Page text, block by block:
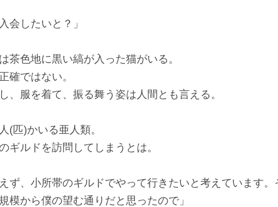
会したいと？」
茶色地に黒い縞が入った猫がいる。
確ではない。
、服を着て、振る舞う姿は人間とも言える。
(匹)かいる亜人類。
ギルドを訪問してしまうとは。
えず、小所帯のギルドでやって行きたいと考えています
模から僕の望む通りだと思ったので」